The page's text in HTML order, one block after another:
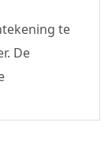
te
De